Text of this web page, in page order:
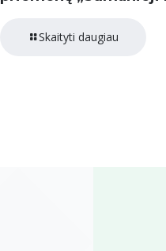
Skaityti daugiau